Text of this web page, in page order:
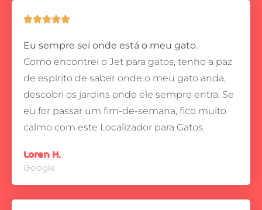

Eu sempre sei onde está o meu gato.
Como encontrei o Jet para gatos, tenho a paz
de espírito de saber onde o meu gato anda,
descobri os jardins onde ele sempre entra. Se
eu for passar um fim-de-semana, fico muito
calmo com este Localizador para Gatos.
Loren H.
Google